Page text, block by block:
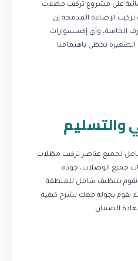
على مشروع تركيب مظلات
الإضاءة المدمجة إن
الجانبية، وأي إكسسوارات
تحظى باهتمامنا
والتسليم
لجميع عناصر تركيب مظلات
جميع الوصلات، جودة
نقوم بتنظيف شامل للمنطقة
نقوم بجولة معك لشرح كيفية
الضمان.